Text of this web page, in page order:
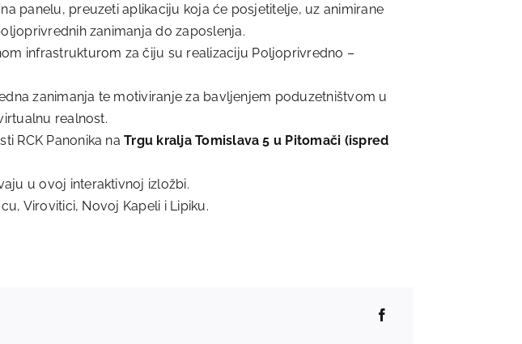
panelu, preuzeti aplikaciju koja će posjetitelje, uz animirane
zanimanja do zaposlenja.
infrastrukturom za čiju su realizaciju Poljoprivredno –
zanimanja te motiviranje za bavljenjem poduzetništvom u
realnost.
RCK Panonika naTrgu kralja Tomislava 5 u Pitomači (ispred
u ovoj interaktivnoj izložbi.
Virovitici, Novoj Kapeli i Lipiku.